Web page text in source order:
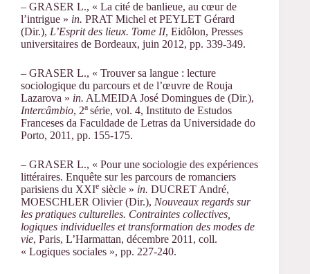
– GRASER L., « La cité de banlieue, au cœur de
l’intrigue » in. PRAT Michel et PEYLET Gérard
(Dir.), L’Esprit des lieux. Tome II, Eidôlon, Presses
universitaires de Bordeaux, juin 2012, pp. 339-349.
– GRASER L., « Trouver sa langue : lecture
sociologique du parcours et de l’œuvre de Rouja
Lazarova » in. ALMEIDA José Domingues de (Dir.),
Intercâmbio, 2a série, vol. 4, Instituto de Estudos
Franceses da Faculdade de Letras da Universidade do
Porto, 2011, pp. 155-175.
– GRASER L., « Pour une sociologie des expériences
littéraires. Enquête sur les parcours de romanciers
parisiens du XXIe siècle » in. DUCRET André,
MOESCHLER Olivier (Dir.), Nouveaux regards sur
les pratiques culturelles. Contraintes collectives,
logiques individuelles et transformation des modes de
vie, Paris, L’Harmattan, décembre 2011, coll.
« Logiques sociales », pp. 227-240.